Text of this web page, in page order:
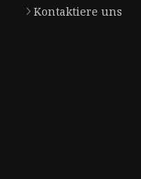
Kontaktiere uns